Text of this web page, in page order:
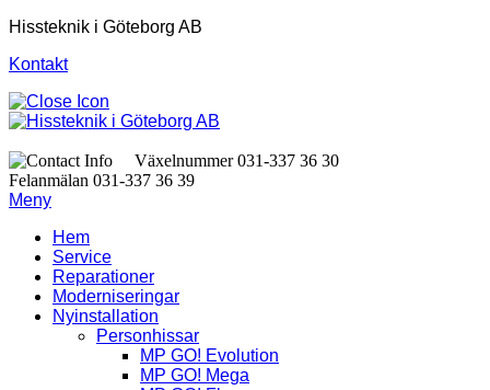
Hissteknik i Göteborg AB
Kontakt
Växelnummer 031-337 36 30
Felanmälan 031-337 36 39
Meny
Hem
Service
Reparationer
Moderniseringar
Nyinstallation
Personhissar
MP GO! Evolution
MP GO! Mega